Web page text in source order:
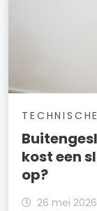
kost een
op?
26 mei 2026